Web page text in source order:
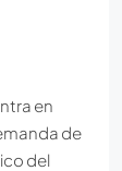
en
de
del